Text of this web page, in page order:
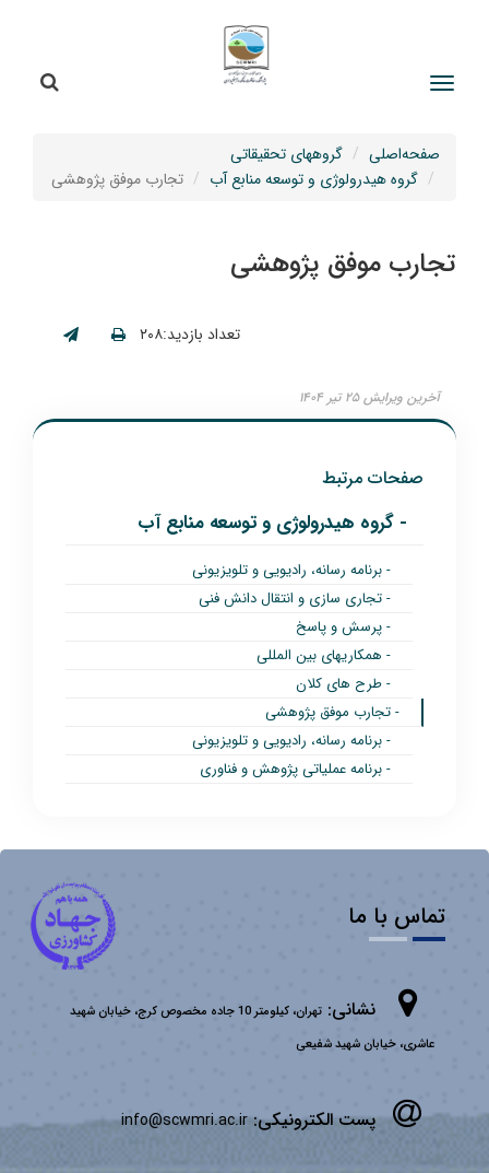
صفحه‌اصلی
گروههای تحقیقاتی
گروه هیدرولوژی و توسعه منابع آب
تجارب موفق پژوهشی
تجارب موفق پژوهشی
تعداد بازدید:۲۰۸
آخرین ویرایش ۲۵ تیر ۱۴۰۴
صفحات مرتبط
- گروه هیدرولوژی و توسعه منابع آب
- برنامه رسانه، رادیویی و تلویزیونی
- تجاری سازی و انتقال دانش فنی
- پرسش و پاسخ
- همکاریهای بین المللی
- طرح های کلان
- تجارب موفق پژوهشی
- برنامه رسانه، رادیویی و تلویزیونی
- برنامه عملیاتی پژوهش و فناوری
تماس با ما
نشانی:
تهران، کیلومتر 10 جاده مخصوص کرج، خیابان شهید
عاشری، خیابان شهید شفیعی
پست الکترونیکی:info@scwmri.ac.ir